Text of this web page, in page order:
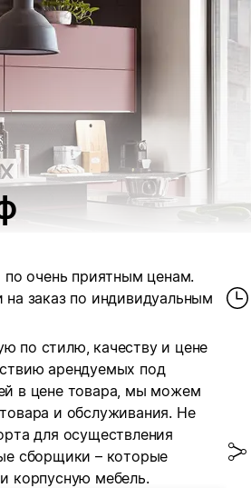
по очень приятным ценам.
заказ по индивидуальным
по стилю, качеству и цене
арендуемых под
в цене товара, мы можем
и обслуживания. Не
для осуществления
сборщики – которые
корпусную мебель.